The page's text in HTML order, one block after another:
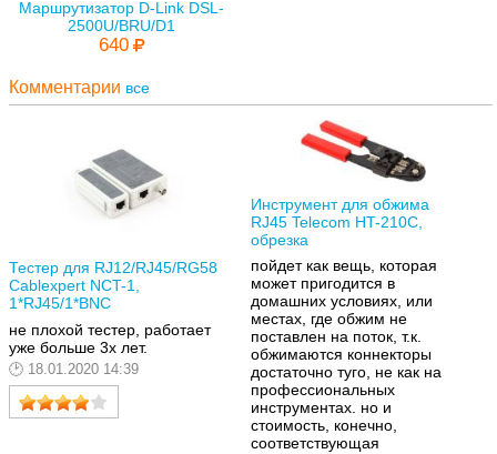
Маршрутизатор D-Link DSL-
2500U/BRU/D1
640
Комментарии все
Тестер для RJ12/RJ45/RG58
Cablexpert NCT-1,
1*RJ45/1*BNC
не плохой тестер, работает
уже больше 3х лет.
18.01.2020 14:39
Инструмент для обжима
RJ45 Telecom HT-210C,
обрезка
пойдет как вещь, которая
может пригодится в
домашних условиях, или
местах, где обжим не
поставлен на поток, т.к.
обжимаются коннекторы
достаточно туго, не как на
профессиональных
инструментах. но и
стоимость, конечно,
соответствующая